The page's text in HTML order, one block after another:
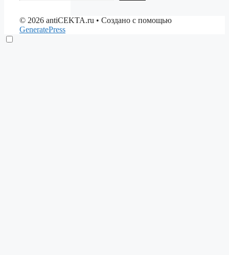
© 2026 antiCEKTA.ru • Создано с помощью
GeneratePress